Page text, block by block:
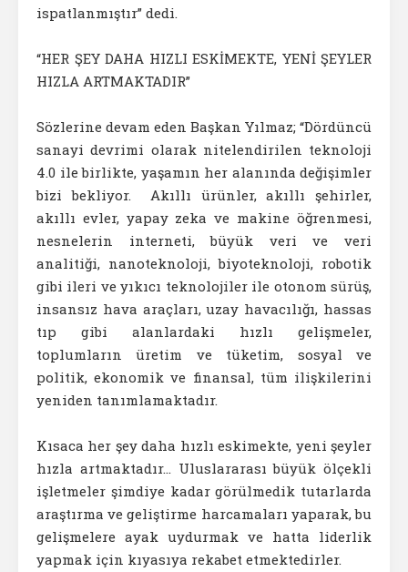
ispatlanmıştır” dedi.
“HER ŞEY DAHA HIZLI ESKİMEKTE, YENİ ŞEYLER
HIZLA ARTMAKTADIR”
Sözlerine devam eden Başkan Yılmaz; “Dördüncü
sanayi devrimi olarak nitelendirilen teknoloji
4.0 ile birlikte, yaşamın her alanında değişimler
bizi bekliyor. Akıllı ürünler, akıllı şehirler,
akıllı evler, yapay zeka ve makine öğrenmesi,
nesnelerin interneti, büyük veri ve veri
analitiği, nanoteknoloji, biyoteknoloji, robotik
gibi ileri ve yıkıcı teknolojiler ile otonom sürüş,
insansız hava araçları, uzay havacılığı, hassas
tıp gibi alanlardaki hızlı gelişmeler,
toplumların üretim ve tüketim, sosyal ve
politik, ekonomik ve finansal, tüm ilişkilerini
yeniden tanımlamaktadır.
Kısaca her şey daha hızlı eskimekte, yeni şeyler
hızla artmaktadır… Uluslararası büyük ölçekli
işletmeler şimdiye kadar görülmedik tutarlarda
araştırma ve geliştirme harcamaları yaparak, bu
gelişmelere ayak uydurmak ve hatta liderlik
yapmak için kıyasıya rekabet etmektedirler.